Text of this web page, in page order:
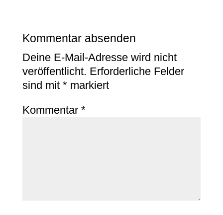
Kommentar absenden
Deine E-Mail-Adresse wird nicht
veröffentlicht. Erforderliche Felder
sind mit * markiert
Kommentar *